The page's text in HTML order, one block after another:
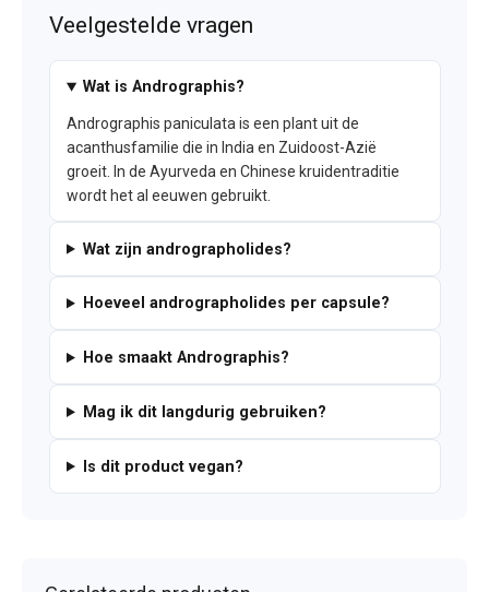
Veelgestelde vragen
Wat is Andrographis?
Andrographis paniculata is een plant uit de
acanthusfamilie die in India en Zuidoost-Azië
groeit. In de Ayurveda en Chinese kruidentraditie
wordt het al eeuwen gebruikt.
Wat zijn andrographolides?
Hoeveel andrographolides per capsule?
Hoe smaakt Andrographis?
Mag ik dit langdurig gebruiken?
Is dit product vegan?